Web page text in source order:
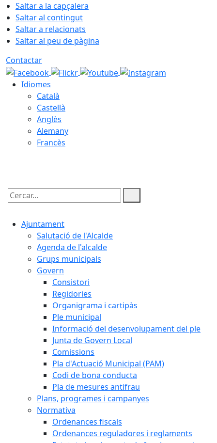
Saltar a la capçalera
Saltar al contingut
Saltar a relacionats
Saltar al peu de pàgina
Contactar
Idiomes
Català
Castellà
Anglès
Alemany
Francès
Cercar:
Ajuntament
Salutació de l'Alcalde
Agenda de l'alcalde
Grups municipals
Govern
Consistori
Regidories
Organigrama i cartipàs
Ple municipal
Informació del desenvolupament del ple
Junta de Govern Local
Comissions
Pla d'Actuació Municipal (PAM)
Codi de bona conducta
Pla de mesures antifrau
Plans, programes i campanyes
Normativa
Ordenances fiscals
Ordenances reguladores i reglaments